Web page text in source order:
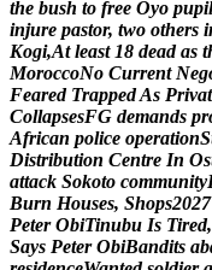
the bush to free Oyo pupil
injure pastor, two others i
Kogi,At least 18 dead as t
MoroccoNo Current Neg
Feared TrappedAs Privat
CollapsesFG demands pr
African police operationS
Distribution Centre In Os
attack Sokoto community
Burn Houses, Shops2027
Peter ObiTinubu Is Tired,
Says Peter ObiBandits ab